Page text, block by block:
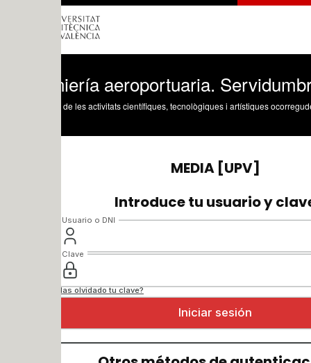
aeroportuaria. Servidumbres
les activitats científiques, tecnològiques i artístiques ocorregudes en els tres